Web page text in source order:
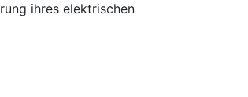
ihres elektrischen